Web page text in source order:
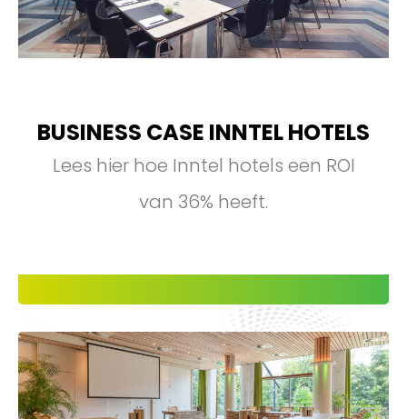
BUSINESS CASE INNTEL HOTELS
Lees hier hoe Inntel hotels een ROI
van 36% heeft.